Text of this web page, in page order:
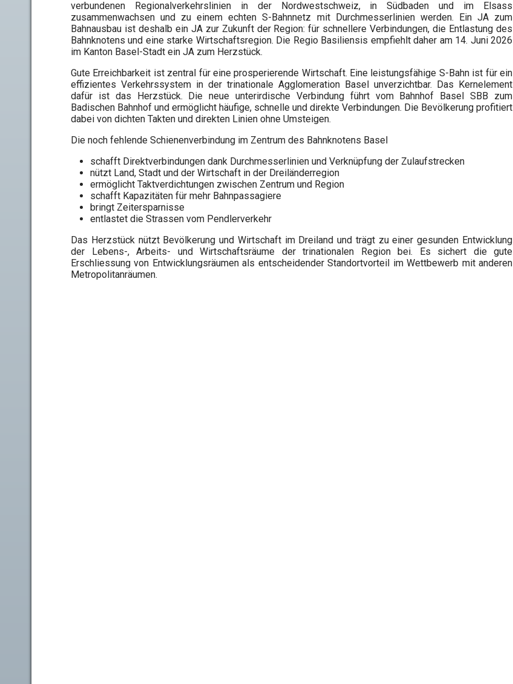
verbundenen Regionalverkehrslinien in der Nordwestschweiz, in Südbaden und im Elsass
zusammenwachsen und zu einem echten S-Bahnnetz mit Durchmesserlinien werden. Ein JA zum
Bahnausbau ist deshalb ein JA zur Zukunft der Region: für schnellere Verbindungen, die Entlastung des
Bahnknotens und eine starke Wirtschaftsregion. Die Regio Basiliensis empfiehlt daher am 14. Juni 2026
im Kanton Basel-Stadt ein JA zum Herzstück.
Gute Erreichbarkeit ist zentral für eine prosperierende Wirtschaft. Eine leistungsfähige S-Bahn ist für ein
effizientes Verkehrssystem in der trinationale Agglomeration Basel unverzichtbar. Das Kernelement
dafür ist das Herzstück. Die neue unterirdische Verbindung führt vom Bahnhof Basel SBB zum
Badischen Bahnhof und ermöglicht häufige, schnelle und direkte Verbindungen. Die Bevölkerung profitiert
dabei von dichten Takten und direkten Linien ohne Umsteigen.
Die noch fehlende Schienenverbindung im Zentrum des Bahnknotens Basel
schafft Direktverbindungen dank Durchmesserlinien und Verknüpfung der Zulaufstrecken
nützt Land, Stadt und der Wirtschaft in der Dreiländerregion
ermöglicht Taktverdichtungen zwischen Zentrum und Region
schafft Kapazitäten für mehr Bahnpassagiere
bringt Zeitersparnisse
entlastet die Strassen vom Pendlerverkehr
Das Herzstück nützt Bevölkerung und Wirtschaft im Dreiland und trägt zu einer gesunden Entwicklung
der Lebens-, Arbeits- und Wirtschaftsräume der trinationalen Region bei. Es sichert die gute
Erschliessung von Entwicklungsräumen als entscheidender Standortvorteil im Wettbewerb mit anderen
Metropolitanräumen.